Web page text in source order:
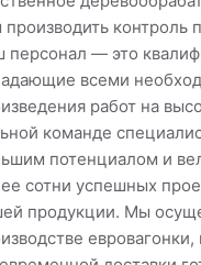
производить контроль
персонал — это
всеми
работ на
команде
потенциалом и
сотни успешных
продукции. Мы